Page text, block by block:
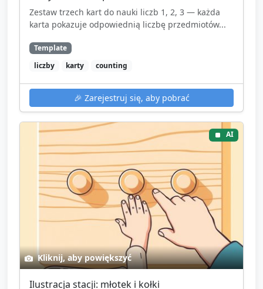
Zestaw trzech kart do nauki liczb 1, 2, 3 — każda
karta pokazuje odpowiednią liczbę przedmiotów...
Template
liczby
karty counting
🎉 Zarejestruj się, aby pobrać
AI
Kliknij, aby powiększyć
Ilustracja stacji: młotek i kołki